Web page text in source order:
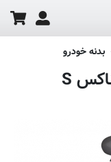
بدنه خودرو
اسپری تمیز کننده کروک سوناکس S